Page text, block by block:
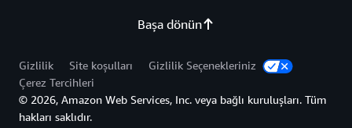
Başa dönün
Gizlilik Site koşulları
Gizlilik Seçenekleriniz
Çerez Tercihleri
© 2026, Amazon Web Services, Inc. veya bağlı kuruluşları. Tüm
hakları saklıdır.